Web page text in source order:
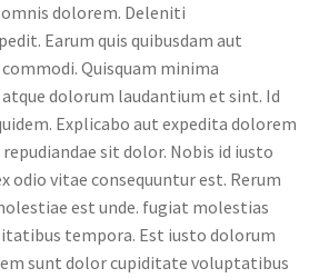
dolorem. Deleniti
Earum quis quibusdam aut
Quisquam minima
dolorum laudantium et sint. Id
Explicabo aut expedita dolorem
sit dolor. Nobis id iusto
odio vitae consequuntur est. Rerum
est unde. fugiat molestias
tempora. Est iusto dolorum
sunt dolor cupiditate voluptatibus